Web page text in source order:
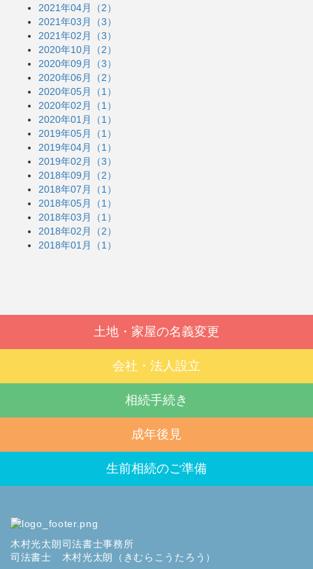
2021年04月（2）
2021年03月（3）
2021年02月（3）
2020年10月（2）
2020年09月（3）
2020年06月（2）
2020年05月（1）
2020年02月（1）
2020年01月（1）
2019年05月（1）
2019年04月（1）
2019年02月（3）
2018年09月（2）
2018年07月（1）
2018年05月（1）
2018年03月（1）
2018年02月（2）
2018年01月（1）
土地・家屋の名義変更
会社・法人設立
相続手続き
成年後見
生前相続のご準備
木村光太朗司法書士事務所
司法書士 木村光太朗（きむらこうたろう）